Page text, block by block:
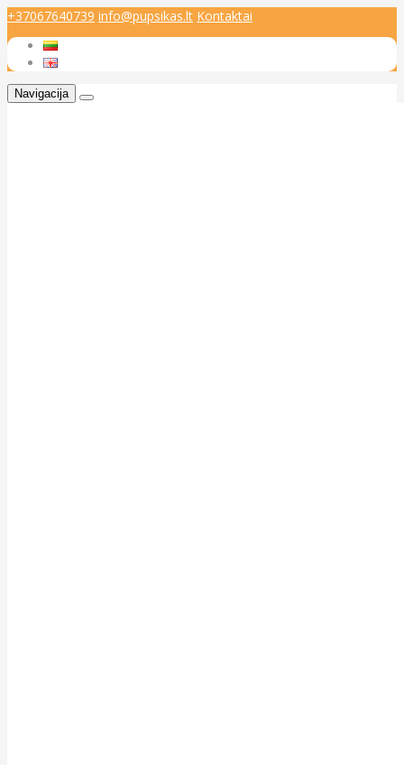
+37067640739 info@pupsikas.lt Kontaktai
Navigacija